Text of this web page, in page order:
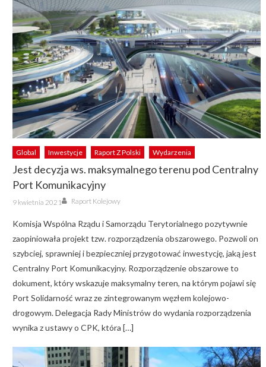
Global Inwestycje Raport Z Polski Wydarzenia
Jest decyzja ws. maksymalnego terenu pod Centralny
Port Komunikacyjny
Posted
on
9 kwietnia 2021 Author
Raport Kolejowy
Komisja Wspólna Rządu i Samorządu Terytorialnego pozytywnie
zaopiniowała projekt tzw. rozporządzenia obszarowego. Pozwoli on
szybciej, sprawniej i bezpieczniej przygotować inwestycję, jaką jest
Centralny Port Komunikacyjny. Rozporządzenie obszarowe to
dokument, który wskazuje maksymalny teren, na którym pojawi się
Port Solidarność wraz ze zintegrowanym węzłem kolejowo-
drogowym. Delegacja Rady Ministrów do wydania rozporządzenia
wynika z ustawy o CPK, która […]